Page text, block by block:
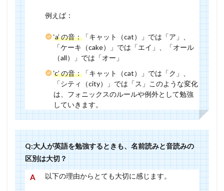
例えば：
‘a’ の音： 「キャット（cat）」では「ア」、
「ケーキ（cake）」では「エイ」、「オール
（all）」では「オー」
‘c’ の音： 「キャット（cat）」では「ク」、
「シティ（city）」では「ス」このような変化
は、フォニックスのルールや例外として勉強
していきます。
Q:大人が英語を勉強するときも、名前読みと音読みの
区別は大切？
以下の理由からとても大切に感じます。